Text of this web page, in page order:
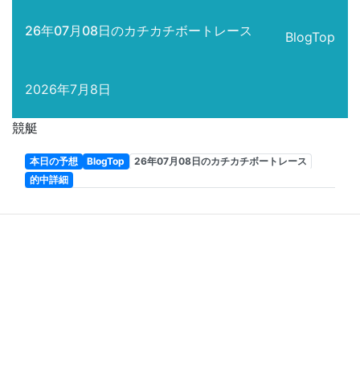
26年07月08日のカチカチボートレース BlogTop
2026年7月8日
競艇
本日の予想 BlogTop
26年07月08日のカチカチボートレース
的中詳細